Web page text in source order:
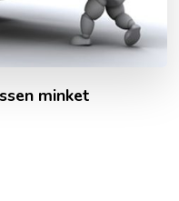
minket